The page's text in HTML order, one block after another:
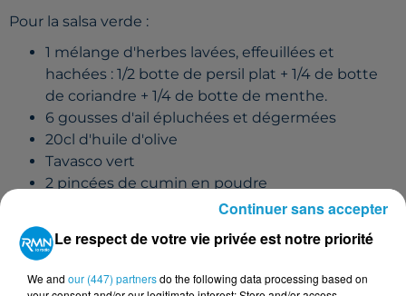
Pour la salsa verde :
1 mélange d'herbes lavées, effeuillées et
hachées : 1/2 botte de persil plat + 1/4 de botte
de coriandre + 1/4 de botte de menthe.
6 gousses d'ail épluchées et dégermées
20cl d'huile d'olive
Tavasco vert
2 pincées de cumin en poudre
Zestes d'orange
Vendredi 8 octobre - Quimper:
Le respect de votre vie privée est notre priorité
We and our (447) partnersdo the following data processing based on
Continuer sans accepter